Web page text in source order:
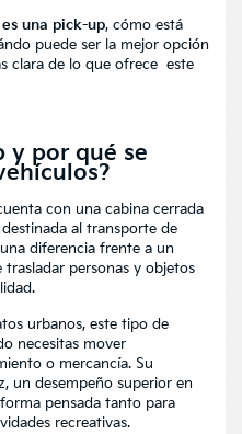
una pick-up, cómo está
puede ser la mejor opción
clara de lo que ofrece este
y por qué se
con una cabina cerrada
al transporte de
diferencia frente a un
trasladar personas y objetos
urbanos, este tipo de
necesitas mover
o mercancía. Su
un desempeño superior en
pensada tanto para
recreativas.